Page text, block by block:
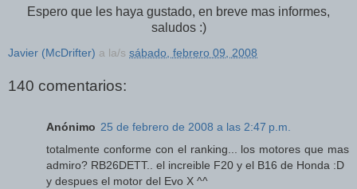
Espero que les haya gustado, en breve mas informes,
saludos :)
Javier (McDrifter) a la/s sábado, febrero 09, 2008
140 comentarios:
Anónimo 25 de febrero de 2008 a las 2:47 p.m.
totalmente conforme con el ranking... los motores que mas
admiro? RB26DETT.. el increible F20 y el B16 de Honda :D
y despues el motor del Evo X ^^